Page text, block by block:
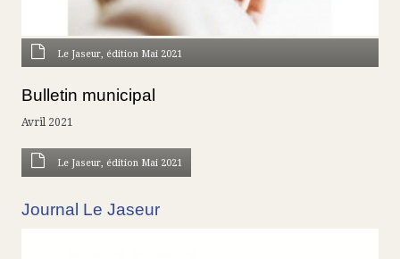
Le Jaseur, édition Mai 2021
Bulletin municipal
Avril 2021
Le Jaseur, édition Mai 2021
Journal Le Jaseur